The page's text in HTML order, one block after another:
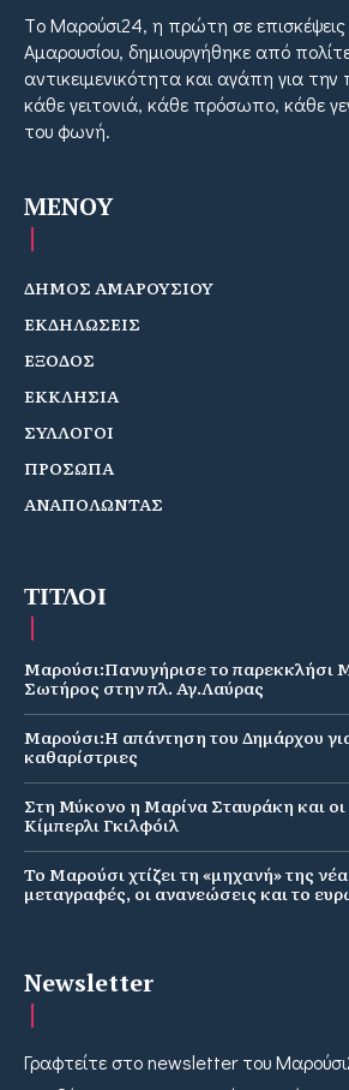
Tο Μαρούσι24, η πρώτη σε επισκέψεις
Αμαρουσίου, δημιουργήθηκε από
αντικειμενικότητα και αγάπη για
κάθε γειτονιά, κάθε πρόσωπο, κάθε
του φωνή.
MENOY
ΔΗΜΟΣ ΑΜΑΡΟΥΣΙΟΥ
ΕΚΔΗΛΩΣΕΙΣ
ΕΞΟΔΟΣ
ΕΚΚΛΗΣΙΑ
ΣΥΛΛΟΓΟΙ
ΠΡΟΣΩΠΑ
ΑΝΑΠΟΛΩΝΤΑΣ
ΤΙΤΛΟΙ
Μαρούσι:Πανυγήρισε το
Σωτήρος στην πλ. Αγ.Λαύρας
Μαρούσι:Η απάντηση του Δημάρχου
καθαρίστριες
Στη Μύκονο η Μαρίνα Σταυράκη και
Κίμπερλι Γκιλφόιλ
Το Μαρούσι χτίζει τη «μηχανή» της
μεταγραφές, οι ανανεώσεις και το
Newsletter
Γραφτείτε στο newsletter του